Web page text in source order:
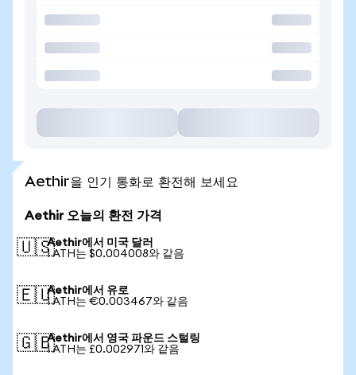
Aethir을 인기 통화로 환전해 보세요
Aethir 오늘의 환전 가격
🇺🇸Aethir에서 미국 달러
1 ATH는 $0.004008와 같음
🇪🇺Aethir에서 유로
1 ATH는 €0.003467와 같음
🇬🇧Aethir에서 영국 파운드 스털링
1 ATH는 £0.002971와 같음